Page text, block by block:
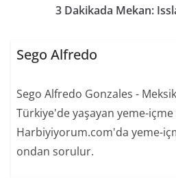
3 Dakikada Mekan:
Sego Alfredo
Sego Alfredo Gonzales -
Türkiye'de yaşayan yeme-
Harbiyiyorum.com'da yeme-
ondan sorulur.